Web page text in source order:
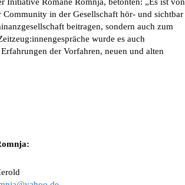
Community in der Gesellschaft hör- und sichtbar
beitragen, sondern auch zum
wurde es auch
der Vorfahren, neuen und alten